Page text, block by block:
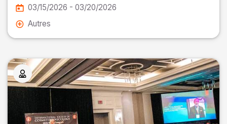
03/15/2026 - 03/20/2026
Autres